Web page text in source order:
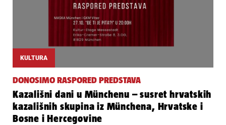
KULTURA
DONOSIMO RASPORED PREDSTAVA
Kazališni dani u Münchenu – susret hrvatskih
kazališnih skupina iz Münchena, Hrvatske i
Bosne i Hercegovine